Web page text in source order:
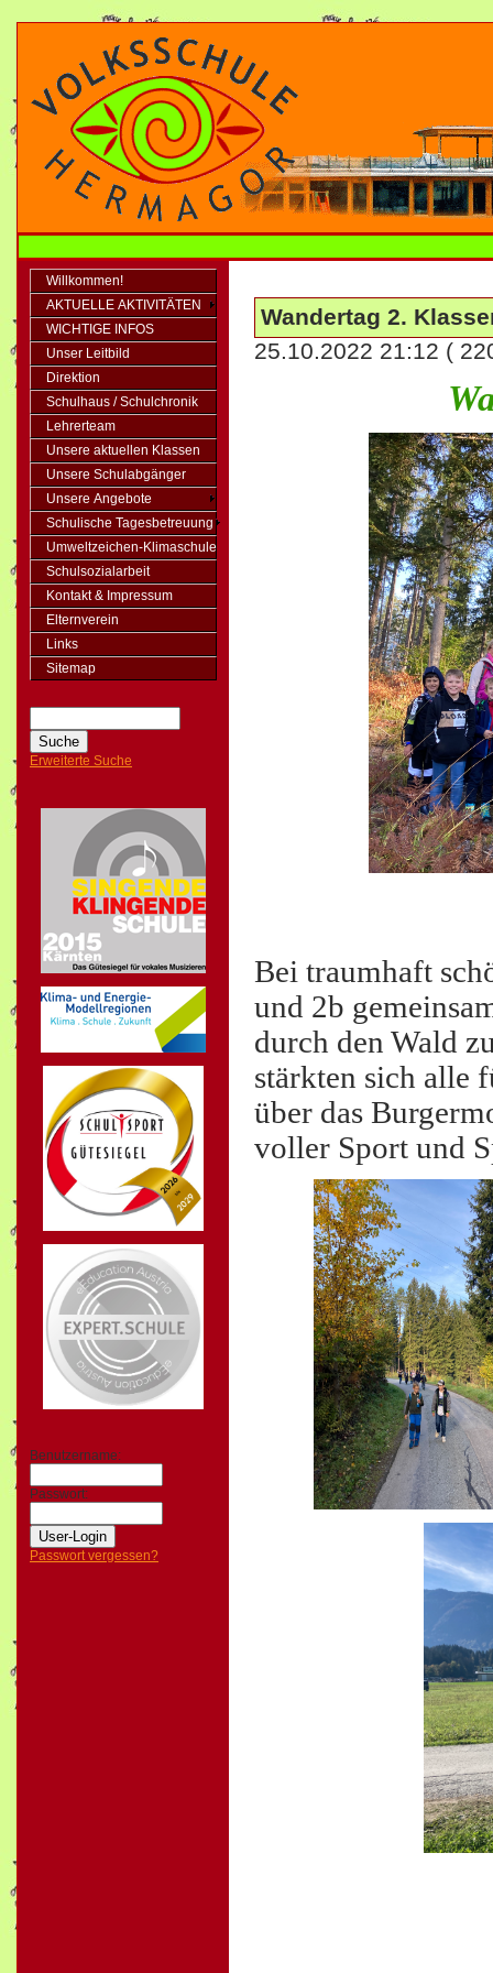
Willkommen!
AKTUELLE AKTIVITÄTEN
WICHTIGE INFOS
Unser Leitbild
Direktion
Schulhaus / Schulchronik
Lehrerteam
Unsere aktuellen Klassen
Unsere Schulabgänger
Unsere Angebote
Schulische Tagesbetreuung
Umweltzeichen-Klimaschule
Schulsozialarbeit
Kontakt & Impressum
Elternverein
Links
Sitemap
Erweiterte Suche
Benutzername:
Passwort:
Passwort vergessen?
Wandertag 2.
25.10.2022 21:12 (
Bei traumhaft
und 2b
durch den Wald
stärkten sich alle
über das
voller Sport und